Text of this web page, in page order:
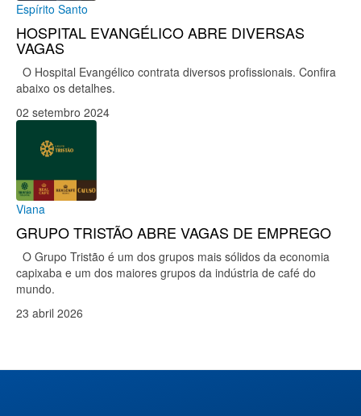
Espírito Santo
HOSPITAL EVANGÉLICO ABRE DIVERSAS
VAGAS
O Hospital Evangélico contrata diversos profissionais. Confira
abaixo os detalhes.
02 setembro 2024
Viana
GRUPO TRISTÃO ABRE VAGAS DE EMPREGO
O Grupo Tristão é um dos grupos mais sólidos da economia
capixaba e um dos maiores grupos da indústria de café do
mundo.
23 abril 2026